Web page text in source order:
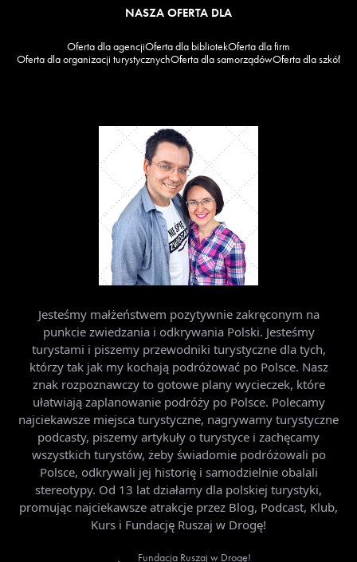
NASZA OFERTA DLA
Oferta dla agencjiOferta dla bibliotekOferta dla firm
Oferta dla organizacji turystycznychOferta dla samorządówOferta dla szkół
Jesteśmy małżeństwem pozytywnie zakręconym na
punkcie zwiedzania i odkrywania Polski. Jesteśmy
turystami i piszemy przewodniki turystyczne dla tych,
którzy tak jak my kochają podróżować po Polsce. Nasz
znak rozpoznawczy to gotowe plany wycieczek, które
ułatwiają zaplanowanie podróży po Polsce. Polecamy
najciekawsze miejsca turystyczne, nagrywamy turystyczne
podcasty, piszemy artykuły o turystyce i zachęcamy
wszystkich turystów, żeby świadomie podróżowali po
Polsce, odkrywali jej historię i samodzielnie obalali
stereotypy. Od 13 lat działamy dla polskiej turystyki,
promując najciekawsze atrakcje przez Blog, Podcast, Klub,
Kurs i Fundację Ruszaj w Drogę!
Fundacja Ruszaj w Drogę!